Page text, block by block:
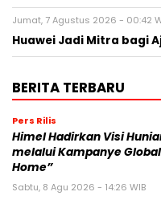
Jumat, 7 Agustus 2026 - 00:42
Huawei Jadi Mitra bagi
BERITA TERBARU
Pers Rilis
Himel Hadirkan Visi
melalui Kampanye
Home”
Sabtu, 8 Agu 2026 - 14:26 WIB